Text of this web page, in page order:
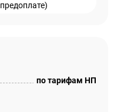
по тарифам НП